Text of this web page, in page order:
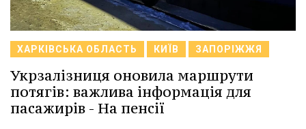
ХАРКІВСЬКА ОБЛАСТЬ КИЇВ ЗАПОРІЖЖЯ
Укрзалізниця оновила маршрути
потягів: важлива інформація для
пасажирів - На пенсії